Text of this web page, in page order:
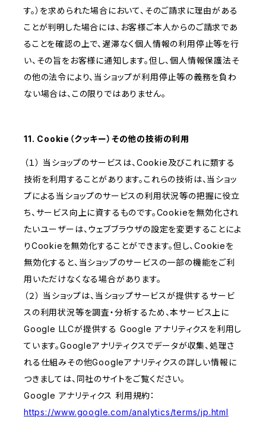
す。）を求められた場合において、そのご請求に理由がある
ことが判明した場合には、お客様ご本人からのご請求であ
ることを確認の上で、遅滞なく個人情報の利用停止等を行
い、その旨をお客様に通知します。但し、個人情報保護法そ
の他の法令により、当ショップが利用停止等の義務を負わ
ない場合は、この限りではありません。
11. Cookie（クッキー）その他の技術の利用
（１） 当ショップのサービスは、Cookie及びこれに類する
技術を利用することがあります。これらの技術は、当ショッ
プによる当ショップのサービスの利用状況等の把握に役立
ち、サービス向上に資するものです。Cookieを無効化され
たいユーザーは、ウェブブラウザの設定を変更することによ
りCookieを無効化することができます。但し、Cookieを
無効化すると、当ショップのサービスの一部の機能をご利
用いただけなくなる場合があります。
（２） 当ショップは、当ショップサービスが提供するサービ
スの利用状況等を調査・分析するため、本サービス上に
Google LLCが提供する Google アナリティクスを利用し
ています。Googleアナリティクスでデータが収集、処理さ
れる仕組みその他Googleアナリティクスの詳しい情報に
つきましては、同社のサイトをご覧ください。
Google アナリティクス 利用規約：
https://www.google.com/analytics/terms/jp.html